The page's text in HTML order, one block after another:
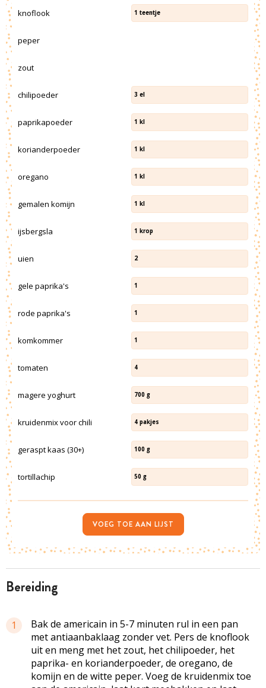
bereiding
1
Bak de americain in 5-7 minuten rul in een pan
met antiaanbaklaag zonder vet. Pers de knoflook
uit en meng met het zout, het chilipoeder, het
paprika- en korianderpoeder, de oregano, de
komijn en de witte peper. Voeg de kruidenmix toe
knoflook 1 teentje
peper
zout
chilipoeder 3 el
paprikapoeder 1 kl
korianderpoeder 1 kl
oregano 1 kl
gemalen komijn 1 kl
ijsbergsla 1 krop
uien 2
gele paprika's 1
rode paprika's 1
komkommer 1
tomaten 4
magere yoghurt 700 g
kruidenmix voor chili 4 pakjes
geraspt kaas (30+) 100 g
tortillachip 50 g
VOEG TOE AAN LIJST